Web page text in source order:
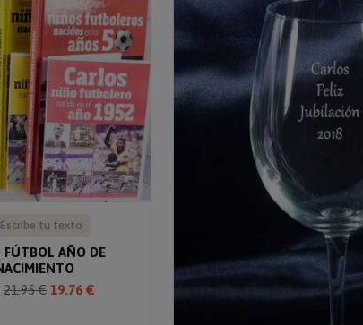
Escribe tu texto
FÚTBOL AÑO DE
21.95 € 19.76 €